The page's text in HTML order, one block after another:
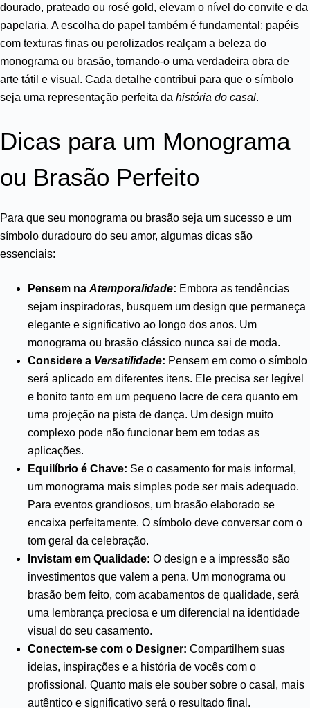
dourado, prateado ou rosé gold, elevam o nível do convite e da
papelaria. A escolha do papel também é fundamental: papéis
com texturas finas ou perolizados realçam a beleza do
monograma ou brasão, tornando-o uma verdadeira obra de
arte tátil e visual. Cada detalhe contribui para que o símbolo
seja uma representação perfeita da história do casal.
Dicas para um Monograma
ou Brasão Perfeito
Para que seu monograma ou brasão seja um sucesso e um
símbolo duradouro do seu amor, algumas dicas são
essenciais:
Pensem naAtemporalidade: Embora as tendências
sejam inspiradoras, busquem um design que permaneça
elegante e significativo ao longo dos anos. Um
monograma ou brasão clássico nunca sai de moda.
Considere a Versatilidade: Pensem em como o símbolo
será aplicado em diferentes itens. Ele precisa ser legível
e bonito tanto em um pequeno lacre de cera quanto em
uma projeção na pista de dança. Um design muito
complexo pode não funcionar bem em todas as
aplicações.
Equilíbrio é Chave: Se o casamento for mais informal,
um monograma mais simples pode ser mais adequado.
Para eventos grandiosos, um brasão elaborado se
encaixa perfeitamente. O símbolo deve conversar com o
tom geral da celebração.
Invistam em Qualidade: O design e a impressão são
investimentos que valem a pena. Um monograma ou
brasão bem feito, com acabamentos de qualidade, será
uma lembrança preciosa e um diferencial na identidade
visual do seu casamento.
Conectem-se com o Designer: Compartilhem suas
ideias, inspirações e a história de vocês com o
profissional. Quanto mais ele souber sobre o casal, mais
autêntico e significativo será o resultado final.